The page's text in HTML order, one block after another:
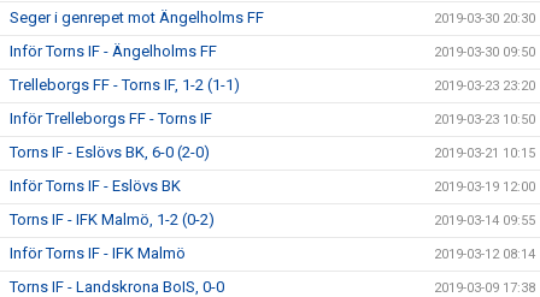
Seger i genrepet mot Ängelholms FF 2019-03-30 20:30
Inför Torns IF - Ängelholms FF 2019-03-30 09:50
Trelleborgs FF - Torns IF, 1-2 (1-1) 2019-03-23 23:20
Inför Trelleborgs FF - Torns IF 2019-03-23 10:50
Torns IF - Eslövs BK, 6-0 (2-0) 2019-03-21 10:15
Inför Torns IF - Eslövs BK 2019-03-19 12:00
Torns IF - IFK Malmö, 1-2 (0-2) 2019-03-14 09:55
Inför Torns IF - IFK Malmö 2019-03-12 08:14
Torns IF - Landskrona BoIS, 0-0 2019-03-09 17:38